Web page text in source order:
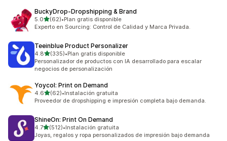
BuckyDrop‑Dropshipping & Brand
5.0de 5 estrellas
(62)
62 reseñas en total
•Plan gratis disponible
Experto en Sourcing: Control de Calidad y Marca Privada.
Teeinblue Product Personalizer
4.8de 5 estrellas
(335)
335 reseñas en total
•Plan gratis disponible
Personalizador de productos con IA desarrollado para escalar
negocios de personalización
Yoycol: Print on Demand
4.6de 5 estrellas
(62)
62 reseñas en total
•Instalación gratuita
Proveedor de dropshipping e impresión completa bajo demanda.
ShineOn: Print On Demand
4.7de 5 estrellas
(512)
512 reseñas en total
•Instalación gratuita
Joyas, regalos y ropa personalizados de impresión bajo demanda